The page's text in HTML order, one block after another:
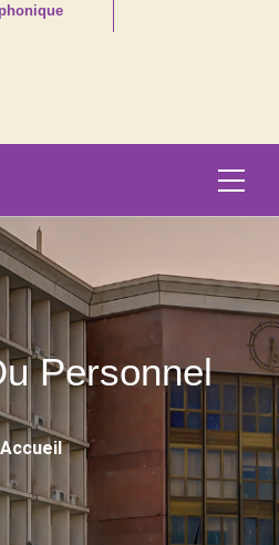
Personnel
Fil
D'Ariane
Accueil